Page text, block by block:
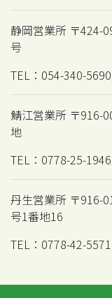
静岡営業所 〒424-
号
TEL：054-340-
鯖江営業所 〒916-
地
TEL：0778-25-
丹生営業所 〒916-
号1番地16
TEL：0778-42-